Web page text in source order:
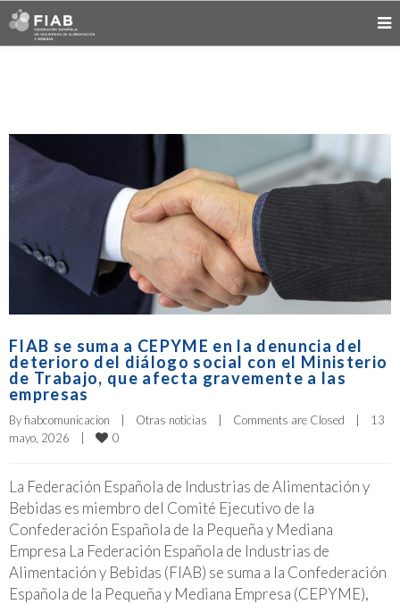
FIAB se suma a CEPYME en la denuncia del
deterioro del diálogo social con el Ministerio
de Trabajo, que afecta gravemente a las
empresas
By fiabcomunicacion | Otras noticias | Comments are Closed |
13
mayo, 2026
| 0
La Federación Española de Industrias de Alimentación y
Bebidas es miembro del Comité Ejecutivo de la
Confederación Española de la Pequeña y Mediana
Empresa La Federación Española de Industrias de
Alimentación y Bebidas (FIAB) se suma a la Confederación
Española de la Pequeña y Mediana Empresa (CEPYME),